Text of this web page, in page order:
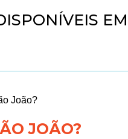
João?
JOÃO?